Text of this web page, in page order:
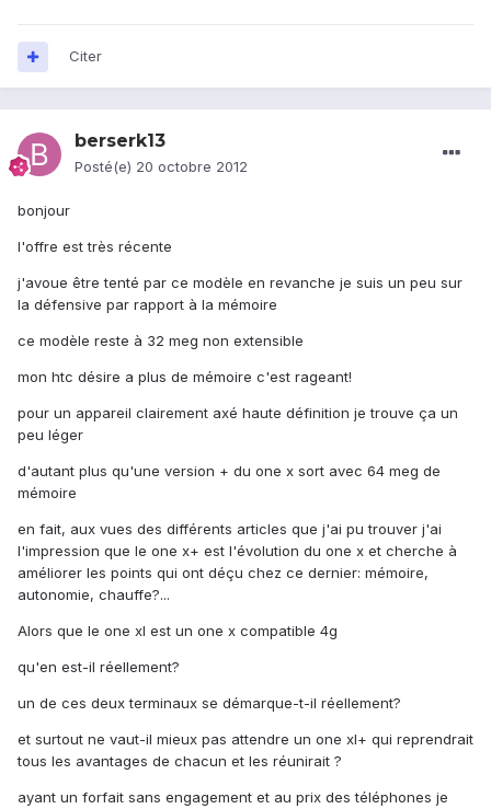
Citer
berserk13
Posté(e) 20 octobre 2012
bonjour
l'offre est très récente
j'avoue être tenté par ce modèle en revanche je suis un peu sur
la défensive par rapport à la mémoire
ce modèle reste à 32 meg non extensible
mon htc désire a plus de mémoire c'est rageant!
pour un appareil clairement axé haute définition je trouve ça un
peu léger
d'autant plus qu'une version + du one x sort avec 64 meg de
mémoire
en fait, aux vues des différents articles que j'ai pu trouver j'ai
l'impression que le one x+ est l'évolution du one x et cherche à
améliorer les points qui ont déçu chez ce dernier: mémoire,
autonomie, chauffe?...
Alors que le one xl est un one x compatible 4g
qu'en est-il réellement?
un de ces deux terminaux se démarque-t-il réellement?
et surtout ne vaut-il mieux pas attendre un one xl+ qui reprendrait
tous les avantages de chacun et les réunirait ?
ayant un forfait sans engagement et au prix des téléphones je